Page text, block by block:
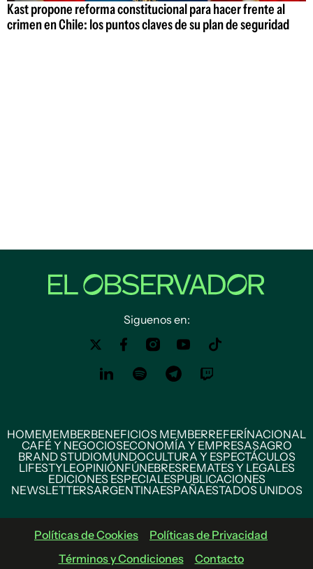
Kast propone reforma constitucional para hacer frente al
crimen en Chile: los puntos claves de su plan de seguridad
Siguenos en:
HOMEMEMBERBENEFICIOS MEMBERREFERÍNACIONAL
CAFÉ Y NEGOCIOSECONOMÍA Y EMPRESASAGRO
BRAND STUDIOMUNDOCULTURA Y ESPECTÁCULOS
LIFESTYLEOPINIÓNFÚNEBRESREMATES Y LEGALES
EDICIONES ESPECIALESPUBLICACIONES
NEWSLETTERSARGENTINAESPAÑAESTADOS UNIDOS
Políticas de Cookies
Políticas de Privacidad
Términos y Condiciones
Contacto